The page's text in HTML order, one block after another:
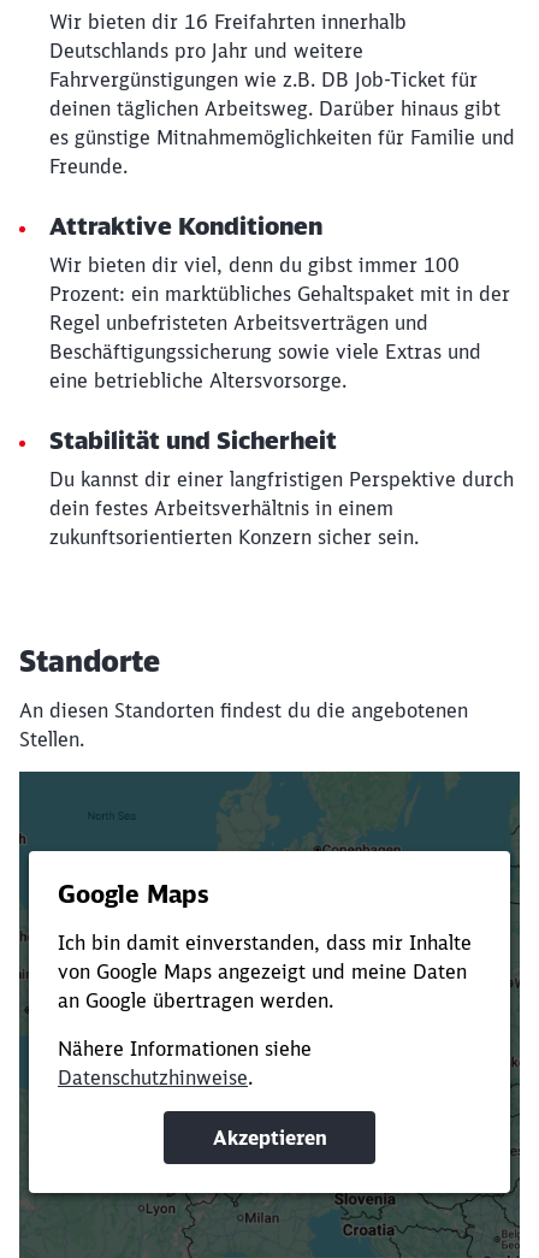
Wir bieten dir 16 Freifahrten innerhalb
Deutschlands pro Jahr und weitere
Fahrvergünstigungen wie z.B. DB Job-Ticket für
deinen täglichen Arbeitsweg. Darüber hinaus gibt
es günstige Mitnahmemöglichkeiten für Familie und
Freunde.
Attraktive Konditionen
Wir bieten dir viel, denn du gibst immer 100
Prozent: ein marktübliches Gehaltspaket mit in der
Regel unbefristeten Arbeitsverträgen und
Beschäftigungssicherung sowie viele Extras und
eine betriebliche Altersvorsorge.
Stabilität und Sicherheit
Du kannst dir einer langfristigen Perspektive durch
dein festes Arbeitsverhältnis in einem
zukunftsorientierten Konzern sicher sein.
Standorte
An diesen Standorten findest du die angebotenen
Stellen.
Verkürze die Ladezeit, indem du Suchbegriffe
oder Filter hinzufügst.
Suchbegriffe eingeben
Filter setzen
Möchten Sie zu weitergeleitet
werden?
Abbrechen Weiter